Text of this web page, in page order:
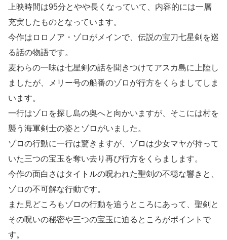
上映時間は95分とやや長くなっていて、内容的には一層
充実したものとなっています。
今作はロロノア・ゾロがメインで、伝説の宝刀七星剣を巡
る話の物語です。
麦わらの一味は七星剣の話を聞きつけてアスカ島に上陸し
ましたが、メリー号の船番のゾロが行方をくらましてしま
います。
一行はゾロを探し島の奥へと向かいますが、そこには村を
襲う海軍剣士の姿とゾロがいました。
ゾロの行動に一行は驚きますが、ゾロは少女マヤが持って
いた三つの宝玉を奪い去り再び行方をくらまします。
今作の面白さはタイトルの呪われた聖剣の不穏な響きと、
ゾロの不可解な行動です。
また見どころもゾロの行動を追うところにあって、聖剣と
その呪いの秘密や三つの宝玉に迫るところがポイントで
す。